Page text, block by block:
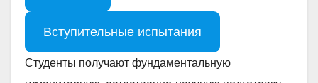
Вступительные испытания
Студенты получают фундаментальную